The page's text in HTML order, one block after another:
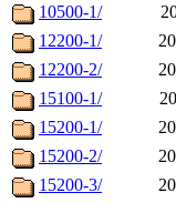
10500-1/
12200-1/
12200-2/
15100-1/
15200-1/
15200-2/
15200-3/